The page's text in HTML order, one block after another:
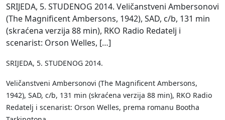
SRIJEDA, 5. STUDENOG 2014. Veličanstveni Ambersonovi
(The Magnificent Ambersons, 1942), SAD, c/b, 131 min
(skraćena verzija 88 min), RKO Radio Redatelj i
scenarist: Orson Welles, […]
SRIJEDA, 5. STUDENOG 2014.
Veličanstveni Ambersonovi (The Magnificent Ambersons,
1942), SAD, c/b, 131 min (skraćena verzija 88 min), RKO Radio
Redatelj i scenarist: Orson Welles, prema romanu Bootha